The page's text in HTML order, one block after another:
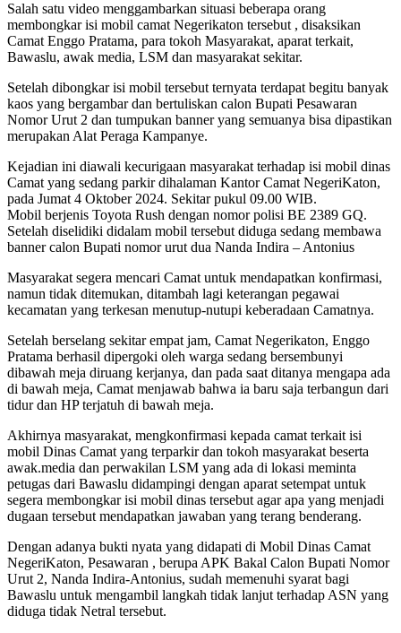
Salah satu video menggambarkan situasi beberapa orang
membongkar isi mobil camat Negerikaton tersebut , disaksikan
Camat Enggo Pratama, para tokoh Masyarakat, aparat terkait,
Bawaslu, awak media, LSM dan masyarakat sekitar.
Setelah dibongkar isi mobil tersebut ternyata terdapat begitu banyak
kaos yang bergambar dan bertuliskan calon Bupati Pesawaran
Nomor Urut 2 dan tumpukan banner yang semuanya bisa dipastikan
merupakan Alat Peraga Kampanye.
Kejadian ini diawali kecurigaan masyarakat terhadap isi mobil dinas
Camat yang sedang parkir dihalaman Kantor Camat NegeriKaton,
pada Jumat 4 Oktober 2024. Sekitar pukul 09.00 WIB.
Mobil berjenis Toyota Rush dengan nomor polisi BE 2389 GQ.
Setelah diselidiki didalam mobil tersebut diduga sedang membawa
banner calon Bupati nomor urut dua Nanda Indira – Antonius
Masyarakat segera mencari Camat untuk mendapatkan konfirmasi,
namun tidak ditemukan, ditambah lagi keterangan pegawai
kecamatan yang terkesan menutup-nutupi keberadaan Camatnya.
Setelah berselang sekitar empat jam, Camat Negerikaton, Enggo
Pratama berhasil dipergoki oleh warga sedang bersembunyi
dibawah meja diruang kerjanya, dan pada saat ditanya mengapa ada
di bawah meja, Camat menjawab bahwa ia baru saja terbangun dari
tidur dan HP terjatuh di bawah meja.
Akhirnya masyarakat, mengkonfirmasi kepada camat terkait isi
mobil Dinas Camat yang terparkir dan tokoh masyarakat beserta
awak.media dan perwakilan LSM yang ada di lokasi meminta
petugas dari Bawaslu didampingi dengan aparat setempat untuk
segera membongkar isi mobil dinas tersebut agar apa yang menjadi
dugaan tersebut mendapatkan jawaban yang terang benderang.
Dengan adanya bukti nyata yang didapati di Mobil Dinas Camat
NegeriKaton, Pesawaran , berupa APK Bakal Calon Bupati Nomor
Urut 2, Nanda Indira-Antonius, sudah memenuhi syarat bagi
Bawaslu untuk mengambil langkah tidak lanjut terhadap ASN yang
diduga tidak Netral tersebut.